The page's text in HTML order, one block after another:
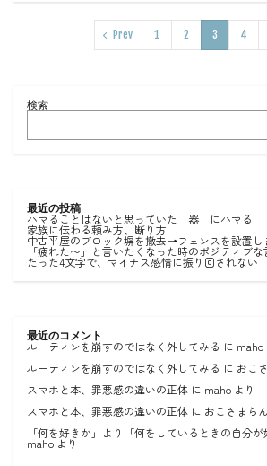
Prev 1 2 3 4
検索
最近の投稿
ハマることはないと思っていた「器」にハマる
家族に伝わる頼み方、断り方
中古平屋のブロック塀を撤去→フェンスを設置し
「疲れた〜」と言いたくなった時のポジティブ
たった4文字で、マイナス感情に振り回されない
最近のコメント
ルーティンを崩すのではなく外してみる に maho
ルーティンを崩すのではなく外してみる に おこ
スマホと本、罪悪感の違いの正体 に maho より
スマホと本、罪悪感の違いの正体 に おこさまら
「何を好きか」より「何をしているときの自分
mahoより